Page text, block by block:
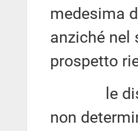
medesima
anziché nel
prospetto
le
non